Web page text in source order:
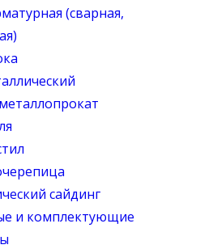
(сварная,
сайдинг
и комплектующие